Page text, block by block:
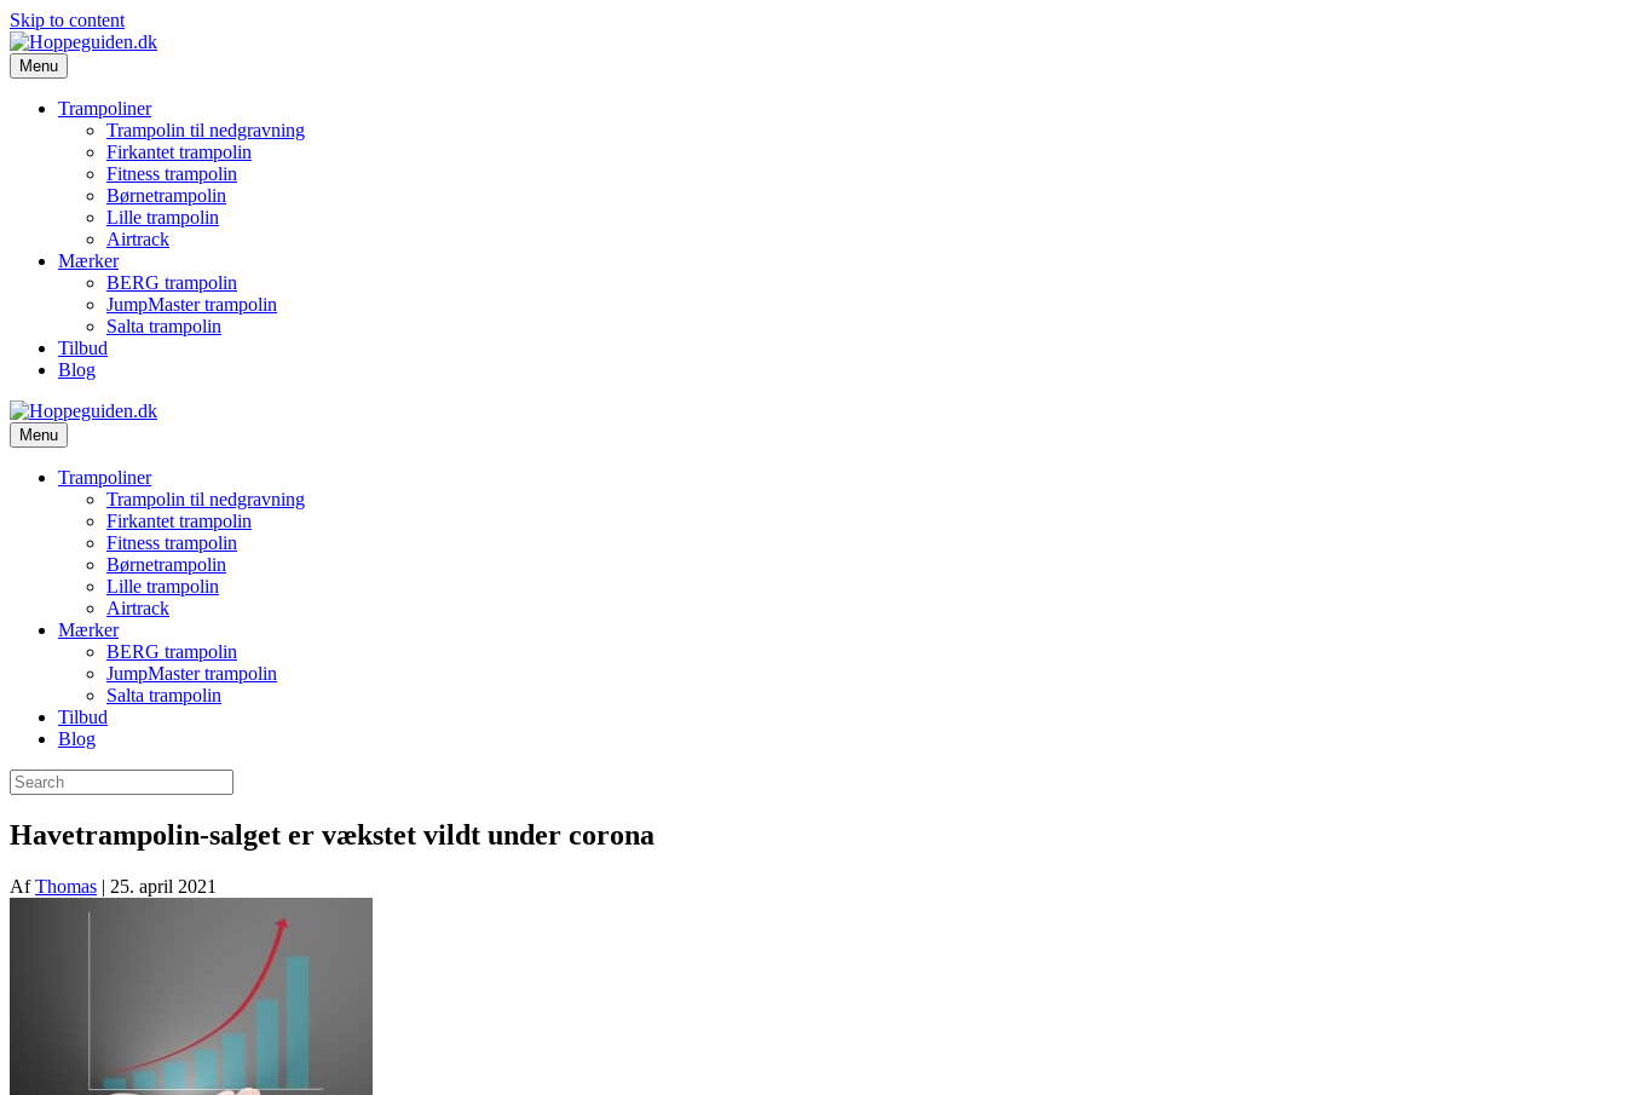
Skip to content
Menu
Trampoliner
Trampolin til nedgravning
Firkantet trampolin
Fitness trampolin
Børnetrampolin
Lille trampolin
Airtrack
Mærker
BERG trampolin
JumpMaster trampolin
Salta trampolin
Tilbud
Blog
Menu
Trampoliner
Trampolin til nedgravning
Firkantet trampolin
Fitness trampolin
Børnetrampolin
Lille trampolin
Airtrack
Mærker
BERG trampolin
JumpMaster trampolin
Salta trampolin
Tilbud
Blog
Havetrampolin-salget er vækstet vildt under corona
AfThomas | 25. april 2021